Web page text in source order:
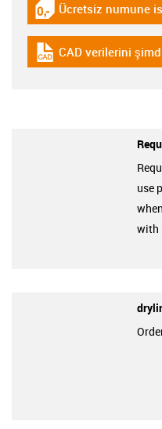
igus-icon-gratismuster
Ücretsiz numune
igus-icon-cad-dateien
CAD verilerini
use
with